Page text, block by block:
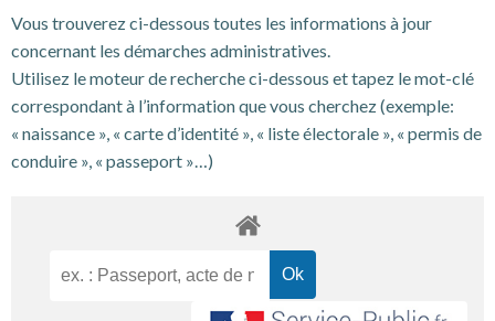
Vous trouverez ci-dessous toutes les informations à jour
concernant les démarches administratives.
Utilisez le moteur de recherche ci-dessous et tapez le mot-clé
correspondant à l’information que vous cherchez (exemple:
« naissance », « carte d’identité », « liste électorale », « permis de
conduire », « passeport »…)